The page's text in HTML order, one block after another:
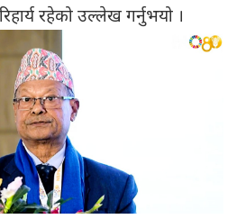
रहेको उल्लेख गर्नुभयो ।